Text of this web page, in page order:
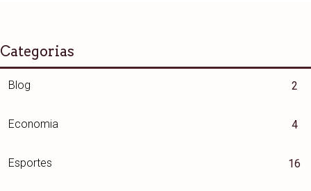
Categorias
Blog 2
Economia 4
Esportes 16